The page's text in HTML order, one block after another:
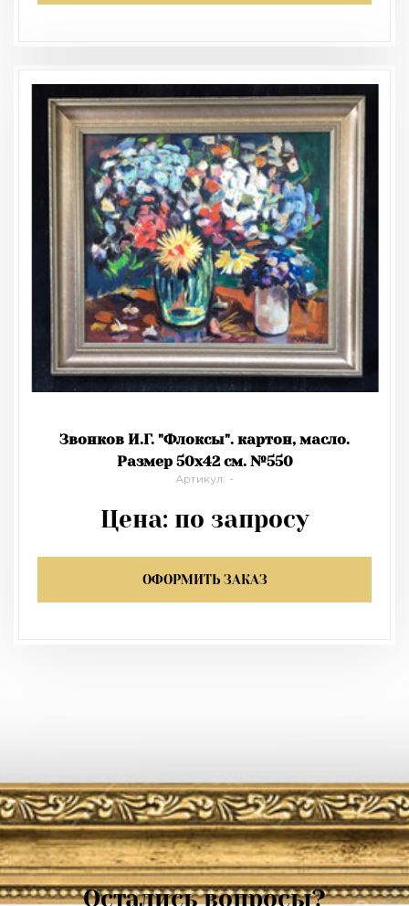
Звонков И.Г. "Флоксы". картон, масло.
Размер 50х42 см. №550
Артикул: -
Цена: по запросу
ОФОРМИТЬ ЗАКАЗ
Остались вопросы?